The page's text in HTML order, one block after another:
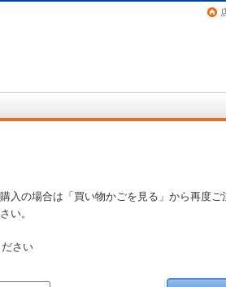
の場合は「買い物かごを見る」から再度ご
い。
さい